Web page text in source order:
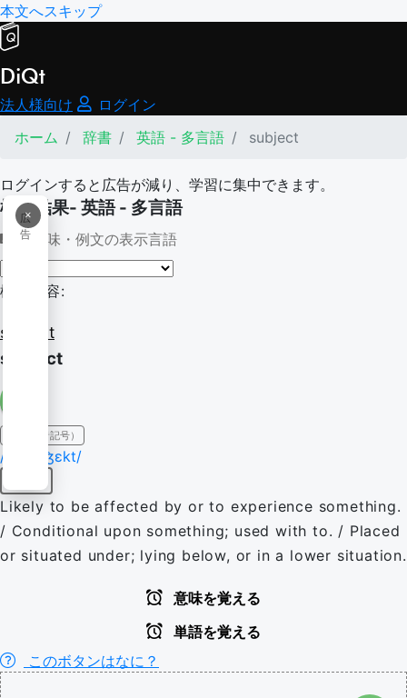
本文へスキップ
DiQt
法人様向け
ログイン
ホーム
辞書 英語 - 多言語 subject
ログインすると広告が減り、学習に集中できます。
×
広
告
検索結果- 英語 - 多言語
意味・例文の表示言語
検索内容:
subject
subject
IPA（発音記号）
/ˈsʌb.d͡ʒɛkt/
Likely to be affected by or to experience something.
/ Conditional upon something; used with to. / Placed
or situated under; lying below, or in a lower situation.
意味を覚える
単語を覚える
このボタンはなに？